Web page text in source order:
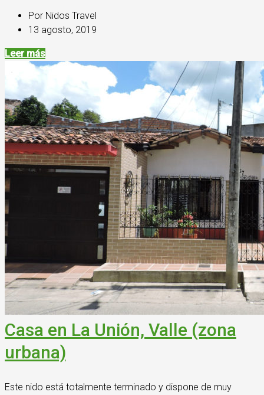
Por Nidos Travel
13 agosto, 2019
Leer más
Casa en La Unión, Valle (zona
urbana)
Este nido está totalmente terminado y dispone de muy